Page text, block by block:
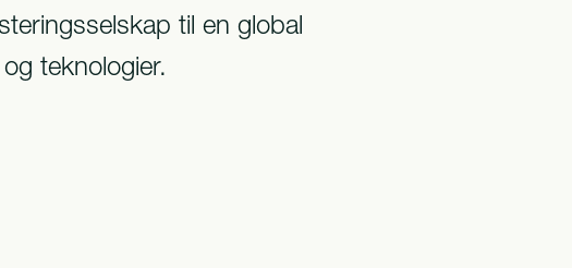
til en global
teknologier.